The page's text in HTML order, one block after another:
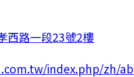
西路一段23號2樓
index.php/zh/